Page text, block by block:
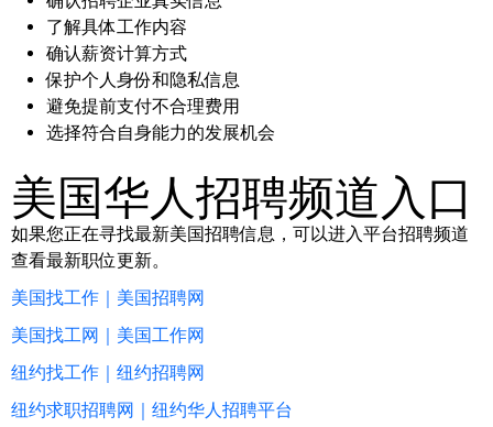
了解具体工作内容
确认薪资计算方式
保护个人身份和隐私信息
避免提前支付不合理费用
选择符合自身能力的发展机会
美国华人招聘频道入口
如果您正在寻找最新美国招聘信息，可以进入平台招聘频道
查看最新职位更新。
美国找工作｜美国招聘网
美国找工网｜美国工作网
纽约找工作｜纽约招聘网
纽约求职招聘网｜纽约华人招聘平台